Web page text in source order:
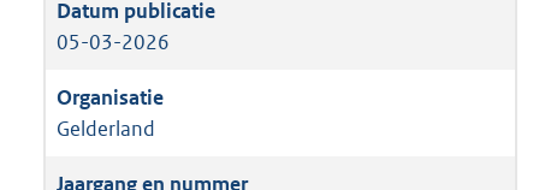
05-03-2026
Gelderland